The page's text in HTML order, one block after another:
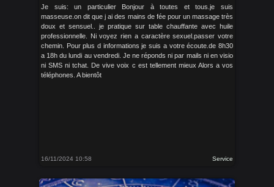
Je suis: un particulier Bonjour à toutes et tous.je suis
masseuse.on dit que j ai des mains de fée pour un massage très
doux et sensuel.. je pratique sur table chauffante avec huile
professionnelle. Ni voyez rien a caractère sexuel.passer votre
chemin. Pour plus d informations je suis a votre écoute.de 8h30
a 18h du lundi au vendredi. Je ne réponds ni par mails ni en visio
ni SMS ni tchat. De vive voix c est tellement mieux Alors a vos
téléphones. A bientôt
16/11/2024 10:58 Service